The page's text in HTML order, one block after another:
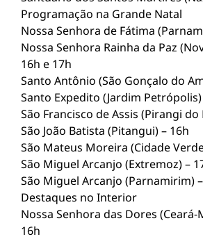
Programação na Grande Natal
Nossa Senhora de Fátima
Nossa Senhora Rainha da Paz
16h e 17h
Santo Antônio (São Gonçalo do
Santo Expedito (Jardim Petrópolis)
São Francisco de Assis (Pirangi do
São João Batista (Pitangui) – 16h
São Mateus Moreira (Cidade
São Miguel Arcanjo (Extremoz) –
São Miguel Arcanjo (Parnamirim)
Destaques no Interior
Nossa Senhora das Dores (Ceará-
16h